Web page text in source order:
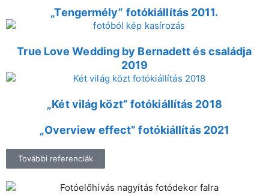
„Tengermély” fotókiállítás 2011.
True Love Wedding by Bernadett és családja
2019
„Két világ közt” fotókiállítás 2018
„Overview effect” fotókiállítás 2021
További referenciák